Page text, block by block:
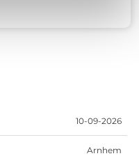
10-09-2026
Arnhem